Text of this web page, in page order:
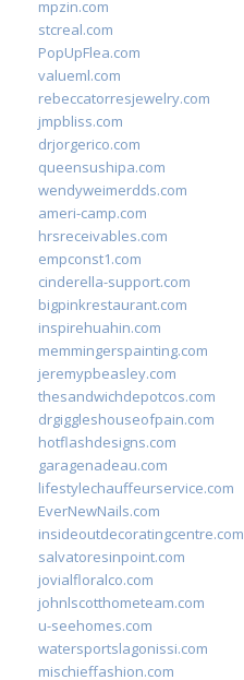
mpzin.com
stcreal.com
PopUpFlea.com
valueml.com
rebeccatorresjewelry.com
jmpbliss.com
drjorgerico.com
queensushipa.com
wendyweimerdds.com
ameri-camp.com
hrsreceivables.com
empconst1.com
cinderella-support.com
bigpinkrestaurant.com
inspirehuahin.com
memmingerspainting.com
jeremypbeasley.com
thesandwichdepotcos.com
drgiggleshouseofpain.com
hotflashdesigns.com
garagenadeau.com
lifestylechauffeurservice.com
EverNewNails.com
insideoutdecoratingcentre.com
salvatoresinpoint.com
jovialfloralco.com
johnlscotthometeam.com
u-seehomes.com
watersportslagonissi.com
mischieffashion.com